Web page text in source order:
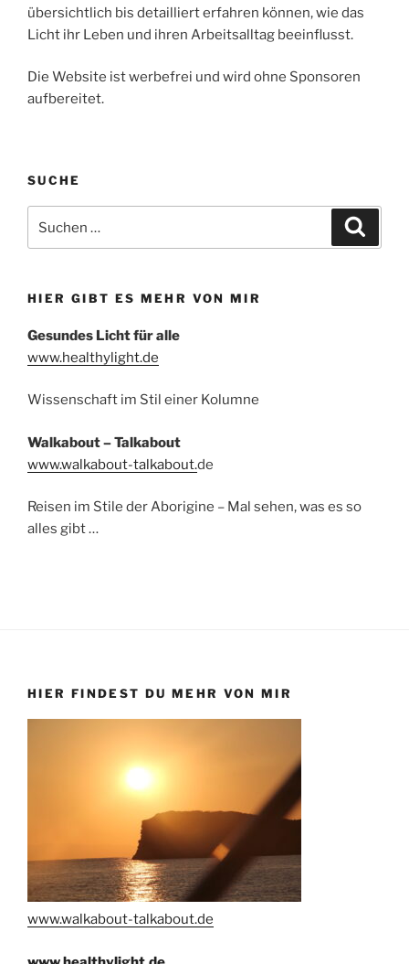
übersichtlich bis detailliert erfahren können, wie das
Licht ihr Leben und ihren Arbeitsalltag beeinflusst.
Die Website ist werbefrei und wird ohne Sponsoren
aufbereitet.
SUCHE
nach:
HIER GIBT ES MEHR VON MIR
Gesundes Licht für alle
www.healthylight.de
Wissenschaft im Stil einer Kolumne
Walkabout – Talkabout
www.walkabout-talkabout.de
Reisen im Stile der Aborigine – Mal sehen, was es so
alles gibt …
HIER FINDEST DU MEHR VON MIR
www.walkabout-talkabout.de